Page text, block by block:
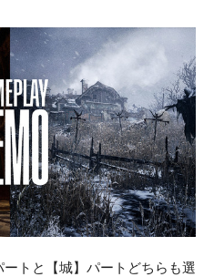
トと【城】パートどちらも選